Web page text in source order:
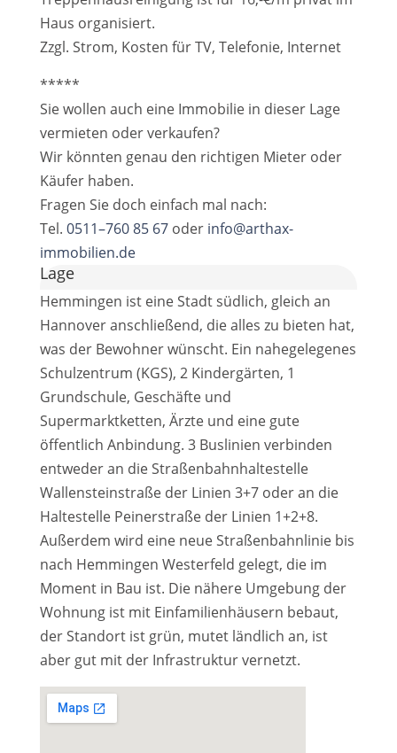
Haus organisiert.
Zzgl. Strom, Kosten für TV, Telefonie, Internet
*****
Sie wollen auch eine Immobilie in dieser Lage
vermieten oder verkaufen?
Wir könnten genau den richtigen Mieter oder
Käufer haben.
Fragen Sie doch einfach mal nach:
Tel. 0511–760 85 67oder info@arthax-
immobilien.de
Lage
Hemmingen ist eine Stadt südlich, gleich an
Hannover anschließend, die alles zu bieten hat,
was der Bewohner wünscht. Ein nahegelegenes
Schulzentrum (KGS), 2 Kindergärten, 1
Grundschule, Geschäfte und
Supermarktketten, Ärzte und eine gute
öffentlich Anbindung. 3 Buslinien verbinden
entweder an die Straßenbahnhaltestelle
Wallensteinstraße der Linien 3+7 oder an die
Haltestelle Peinerstraße der Linien 1+2+8.
Außerdem wird eine neue Straßenbahnlinie bis
nach Hemmingen Westerfeld gelegt, die im
Moment in Bau ist. Die nähere Umgebung der
Wohnung ist mit Einfamilienhäusern bebaut,
der Standort ist grün, mutet ländlich an, ist
aber gut mit der Infrastruktur vernetzt.